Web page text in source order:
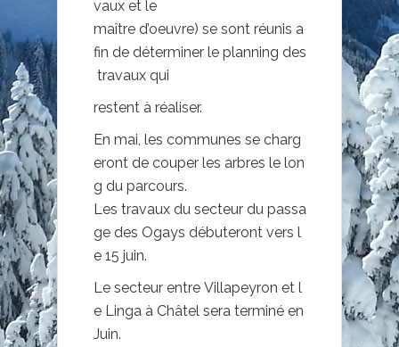
vaux et le
maître d’oeuvre) se sont réunis a
fin de déterminer le planning des
travaux qui
restent à réaliser.
En mai, les communes se charg
eront de couper les arbres le lon
g du parcours.
Les travaux du secteur du passa
ge des Ogays débuteront vers l
e 15 juin.
Le secteur entre Villapeyron et l
e Linga à Châtel sera terminé en
Juin.